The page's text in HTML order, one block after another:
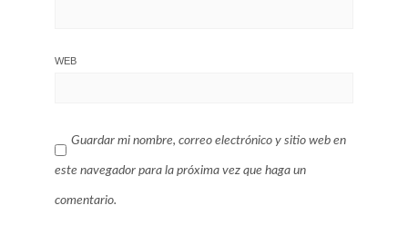
WEB
Guardar mi nombre, correo electrónico y sitio web en
este navegador para la próxima vez que haga un
comentario.